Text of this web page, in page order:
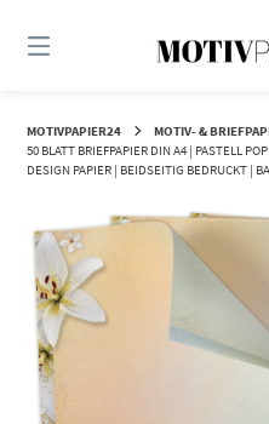
zum
MOTIVPAPIER24 MOTIV- &
50 BLATT BRIEFPAPIER DIN A4 | PASTELL
DESIGN PAPIER | BEIDSEITIG BEDRUCKT |